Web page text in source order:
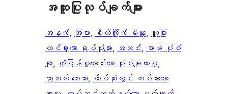
အ​ထူး​ပြု​လုပ်​ချက်​များ
အနက်, အြပာ, စိတ်ကြိုက် မီနူး, ထူးခြား
ထင်ရှားသော ရုပ်ပုံများ, အလင်း, စာမူ ပုံစံ
များ, တုံ့ပြန်မှုကောင်းသော ပုံစံချထားမှု
ညာဘက် ဘေးဘား, ထိပ်ဆုံးတွင် ကပ်ထားသော